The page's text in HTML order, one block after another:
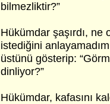
bilmezliktir?”
Hükümdar şaşırdı, ne
istediğini
üstünü gösterip:
dinliyor?”
Hükümdar, kafasını